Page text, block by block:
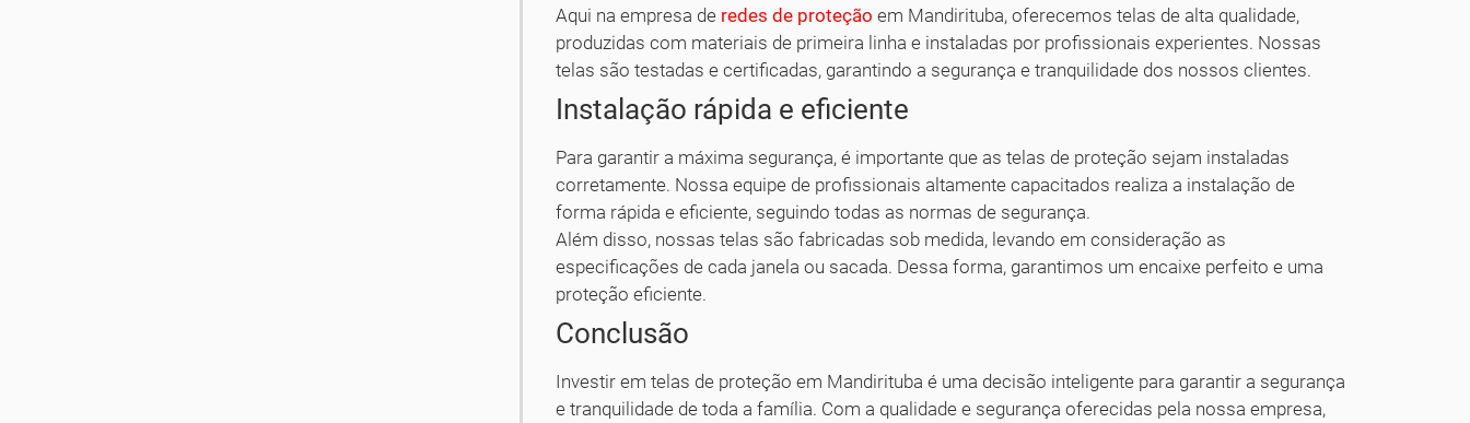
Aqui na empresa de redes de proteção em Mandirituba, oferecemos telas de alta qualidade,
produzidas com materiais de primeira linha e instaladas por profissionais experientes. Nossas
telas são testadas e certificadas, garantindo a segurança e tranquilidade dos nossos clientes.
Instalação rápida e eficiente
Para garantir a máxima segurança, é importante que as telas de proteção sejam instaladas
corretamente. Nossa equipe de profissionais altamente capacitados realiza a instalação de
forma rápida e eficiente, seguindo todas as normas de segurança.
Além disso, nossas telas são fabricadas sob medida, levando em consideração as
especificações de cada janela ou sacada. Dessa forma, garantimos um encaixe perfeito e uma
proteção eficiente.
Conclusão
Investir em telas de proteção em Mandirituba é uma decisão inteligente para garantir a segurança
e tranquilidade de toda a família. Com a qualidade e segurança oferecidas pela nossa empresa,